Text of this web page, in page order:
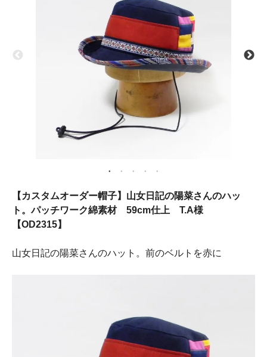
【カスタムオーダー帽子】山女日記の陽菜さんのハッ
ト。パッチワーク綿素材 59cm仕上 T.A様
【OD2315】
山女日記の陽菜さんのハット。前のベルトを赤に